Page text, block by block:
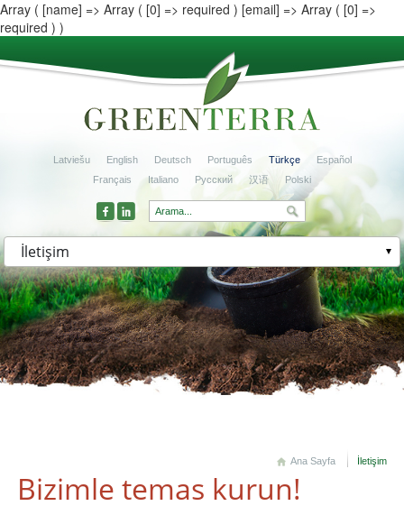
Array ( [name] => Array ( [0] => required ) [email] => Array ( [0] =>
required ) )
Latviešu English Deutsch Português Türkçe
Español
Français
Italiano Русский 汉语 Polski
İletişim
Ana Sayfa İletişim
Bizimle temas kurun!